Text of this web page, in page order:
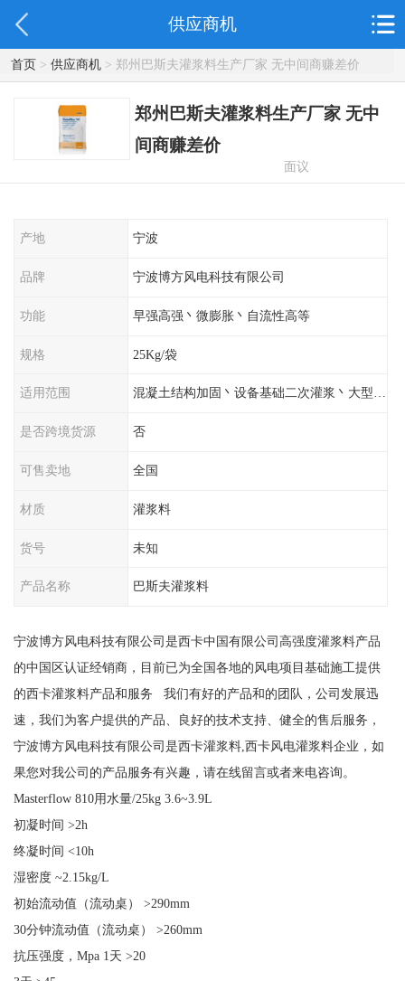
供应商机
首页> 供应商机> 郑州巴斯夫灌浆料生产厂家 无中间商赚差价
郑州巴斯夫灌浆料生产厂家 无中
间商赚差价
面议
产地 宁波
品牌 宁波博方风电科技有限公司
功能 早强高强丶微膨胀丶自流性高等
规格 25Kg/袋
适用范围 混凝土结构加固丶设备基础二次灌浆丶大型工程
是否跨境货源 否
可售卖地 全国
材质 灌浆料
货号 未知
产品名称 巴斯夫灌浆料
宁波博方风电科技有限公司是西卡中国有限公司高强度灌浆料产品
的中国区认证经销商，目前已为全国各地的风电项目基础施工提供
的西卡灌浆料产品和服务 我们有好的产品和的团队，公司发展迅
速，我们为客户提供的产品、良好的技术支持、健全的售后服务，
宁波博方风电科技有限公司是西卡灌浆料,西卡风电灌浆料企业，如
果您对我公司的产品服务有兴趣，请在线留言或者来电咨询。
Masterflow 810用水量/25kg 3.6~3.9L
初凝时间 >2h
终凝时间 <10h
湿密度 ~2.15kg/L
初始流动值（流动桌） >290mm
30分钟流动值（流动桌） >260mm
抗压强度，Mpa 1天 >20